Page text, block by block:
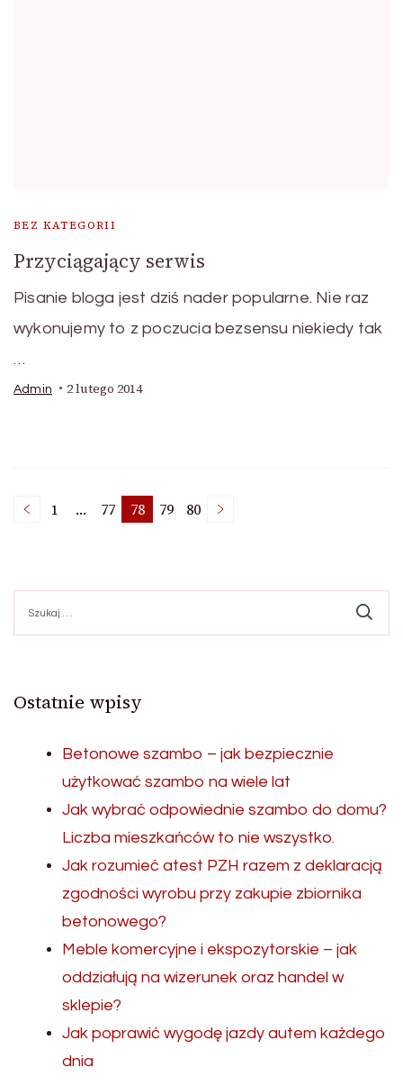
BEZ KATEGORII
Przyciągający serwis
Pisanie bloga jest dziś nader popularne. Nie raz
wykonujemy to z poczucia bezsensu niekiedy tak
…
Admin 2 lutego 2014
Stronicowanie
wpisów
Strona
1 … Strona
77 Strona
78 Strona
79 Strona
80
Ostatnie wpisy
Betonowe szambo – jak bezpiecznie
użytkować szambo na wiele lat
Jak wybrać odpowiednie szambo do domu?
Liczba mieszkańców to nie wszystko.
Jak rozumieć atest PZH razem z deklaracją
zgodności wyrobu przy zakupie zbiornika
betonowego?
Meble komercyjne i ekspozytorskie – jak
oddziałują na wizerunek oraz handel w
sklepie?
Jak poprawić wygodę jazdy autem każdego
dnia